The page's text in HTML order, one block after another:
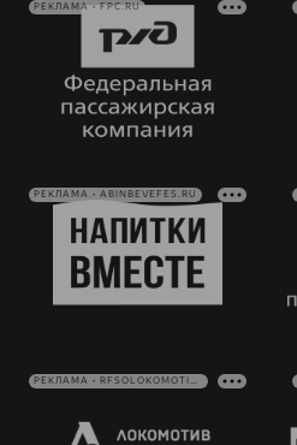
РЕКЛАМА • FPC.RU
РЕКЛАМА • ABINBEVEFES.RU
РЕКЛАМА • RFSOLOKOMOTIV.RU